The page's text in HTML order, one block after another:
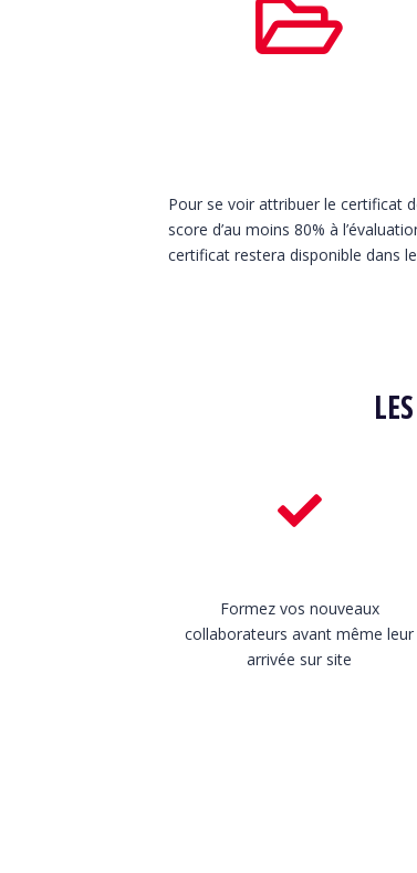
Pour se voir attribuer le certificat
score d’au moins 80% à
certificat restera disponible dans
Formez vos nouveaux
collaborateurs avant même leur
arrivée sur site